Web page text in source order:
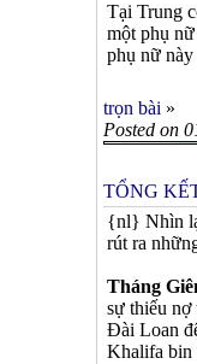
Tại Trung
một phụ
phụ nữ này
trọn bài »
Posted on
TỔNG
{nl} Nhìn
rút ra
Tháng
sự thiếu nợ
Ðài Loan
Khalifa bin